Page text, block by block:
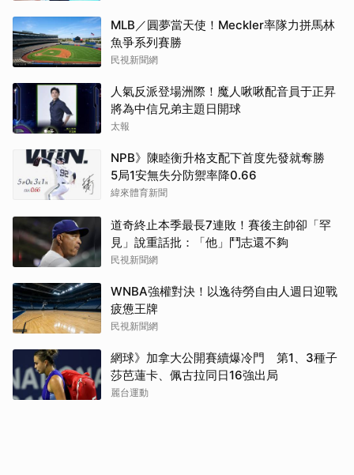
MLB／圓夢當天使！Meckler率隊力拼馬林
魚爭系列賽勝
民視新聞網
人氣反派登場洲際！魔人啾啾配音員于正昇
將為中信兄弟主題日開球
太報
NPB》陳睦衡升格支配下首度先發就奪勝
5局1安無失分防禦率降0.66
緯來體育新聞
道奇終止本季最長7連敗！賽後主帥卻「罕
見」說重話批：「他」鬥志還不夠
民視新聞網
WNBA強權對決！以逸待勞自由人週日迎戰
疲憊王牌
民視新聞網
網球》加拿大公開賽續爆冷門 第1、3種子
莎芭蓮卡、佩古拉同日16強出局
麗台運動